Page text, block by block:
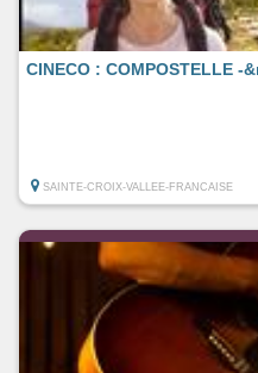
CINECO : COMPOSTELLE -
SAINTE-CROIX-VALLEE-FRANCAISE